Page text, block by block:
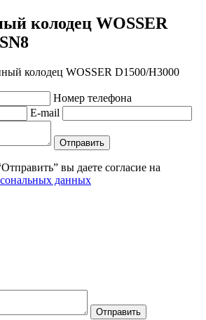
колодец WOSSER
колодец WOSSER D1500/H3000
Номер телефона
E-mail
Отправить
вы даете согласие на
данных
Отправить